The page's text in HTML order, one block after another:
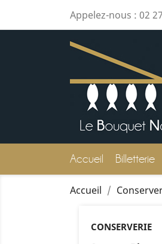
Appelez-nous : 02
Accueil Billetterie
Accueil
CONSERVERIE